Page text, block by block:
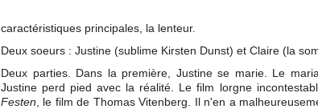
caractéristiques principales, la lenteur.
Deux soeurs : Justine (sublime Kirsten Dunst) et Claire (la
Deux parties. Dans la première, Justine se marie. Le
Justine perd pied avec la réalité. Le film lorgne
Festen , le film de Thomas Vitenberg. Il n'en a